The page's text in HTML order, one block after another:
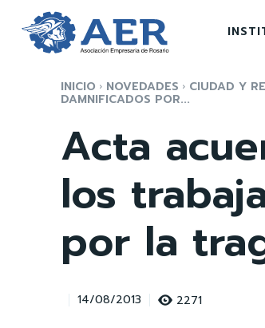
INICIO NOVEDADES CIUDAD Y
DAMNIFICADOS POR...
Acta
los
por la
14/08/2013 2271